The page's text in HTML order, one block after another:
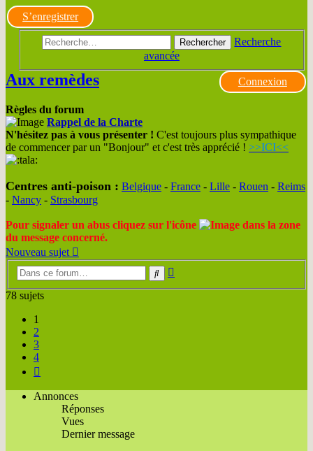
S’enregistrer
Rechercher
Recherche
avancée
Connexion
Aux remèdes
Règles du forum
Rappel de la Charte
N'hésitez pas à vous présenter ! C'est toujours plus sympathique
de commencer par un "Bonjour" et c'est très apprécié ! >>ICI<<
Centres anti-poison : Belgique - France - Lille - Rouen - Reims
- Nancy - Strasbourg
Pour signaler un abus cliquez sur l'icône
dans la zone
du message concerné.
Nouveau sujet
Rechercher
78 sujets
1
2
3
4
Annonces
Réponses
Vues
Dernier message